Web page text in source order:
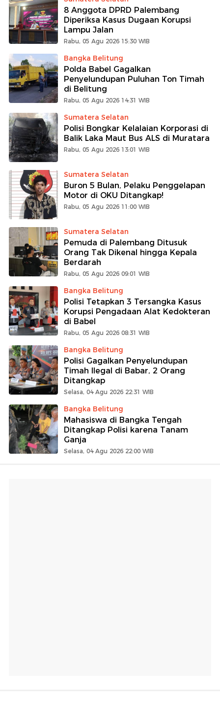
8 Anggota DPRD Palembang
Diperiksa Kasus Dugaan Korupsi
Lampu Jalan
Rabu, 05 Agu 2026 15:30 WIB
Bangka Belitung
Polda Babel Gagalkan
Penyelundupan Puluhan Ton Timah
di Belitung
Rabu, 05 Agu 2026 14:31 WIB
Sumatera Selatan
Polisi Bongkar Kelalaian Korporasi di
Balik Laka Maut Bus ALS di Muratara
Rabu, 05 Agu 2026 13:01 WIB
Sumatera Selatan
Buron 5 Bulan, Pelaku Penggelapan
Motor di OKU Ditangkap!
Rabu, 05 Agu 2026 11:00 WIB
Sumatera Selatan
Pemuda di Palembang Ditusuk
Orang Tak Dikenal hingga Kepala
Berdarah
Rabu, 05 Agu 2026 09:01 WIB
Bangka Belitung
Polisi Tetapkan 3 Tersangka Kasus
Korupsi Pengadaan Alat Kedokteran
di Babel
Rabu, 05 Agu 2026 08:31 WIB
Bangka Belitung
Polisi Gagalkan Penyelundupan
Timah Ilegal di Babar, 2 Orang
Ditangkap
Selasa, 04 Agu 2026 22:31 WIB
Bangka Belitung
Mahasiswa di Bangka Tengah
Ditangkap Polisi karena Tanam
Ganja
Selasa, 04 Agu 2026 22:00 WIB